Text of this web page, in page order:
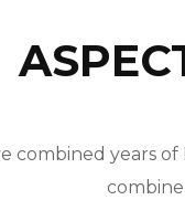
combined years